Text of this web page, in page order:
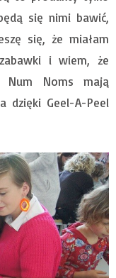
się nimi bawić,
się, że miałam
i wiem, że
Num Noms mają
dzięki Geel-A-Peel